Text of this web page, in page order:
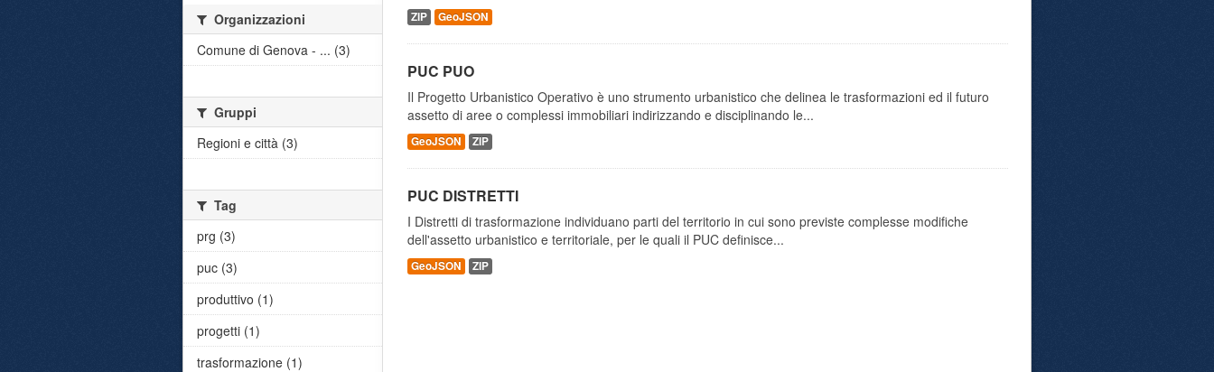
ZIP GeoJSON
PUC PUO
Il Progetto Urbanistico Operativo è uno strumento urbanistico che delinea le trasformazioni ed il futuro
assetto di aree o complessi immobiliari indirizzando e disciplinando le...
GeoJSON ZIP
PUC DISTRETTI
I Distretti di trasformazione individuano parti del territorio in cui sono previste complesse modifiche
dell'assetto urbanistico e territoriale, per le quali il PUC definisce...
GeoJSON ZIP
Organizzazioni
Comune di Genova - ... (3)
Gruppi
Regioni e città (3)
Tag
prg (3)
puc (3)
produttivo (1)
progetti (1)
trasformazione (1)